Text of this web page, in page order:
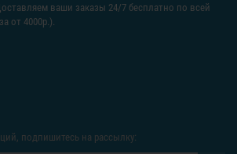
ваши заказы 24/7 бесплатно по всей
от 4000р.).
подпишитесь на рассылку: